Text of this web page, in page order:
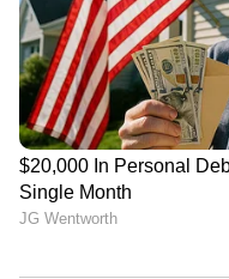
ചുളിവുകള്‍
ഇത് സഹായിക്കും.